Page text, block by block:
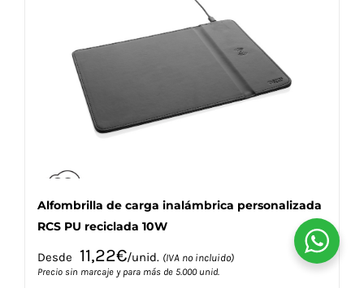
se
página
Alfombrilla de carga inalámbrica personalizada
RCS PU reciclada 10W
Desde 11,22€/unid. (IVA no incluido)
Precio sin marcaje y para más de 5.000 unid.